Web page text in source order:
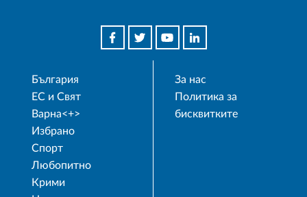
България
ЕС и Свят
Варна<+>
Избрано
Спорт
Любопитно
Крими
За нас
Политика за
бисквитките